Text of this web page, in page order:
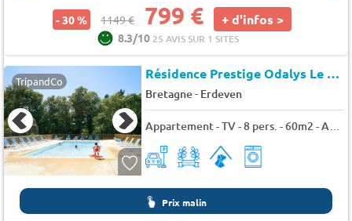
- 30 % 1149 € 799 € + d'infos >
8.3/10 25 AVIS SUR 1 SITES
TripandCo Résidence Prestige Odalys Le Château de Keravéon
Bretagne- Erdeven
Appartement - TV - 8 pers. - 60m2 - Animaux admis
Prix malin